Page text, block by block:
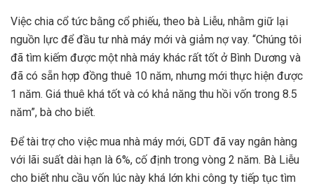
Việc chia cổ tức bằng cổ phiếu, theo bà Liễu, nhằm giữ lại
nguồn lực để đầu tư nhà máy mới và giảm nợ vay. “Chúng tôi
đã tìm kiếm được một nhà máy khác rất tốt ở Bình Dương và
đã có sẵn hợp đồng thuê 10 năm, nhưng mới thực hiện được
1 năm. Giá thuê khá tốt và có khả năng thu hồi vốn trong 8.5
năm”, bà cho biết.
Để tài trợ cho việc mua nhà máy mới, GDT đã vay ngân hàng
với lãi suất dài hạn là 6%, cố định trong vòng 2 năm. Bà Liễu
cho biết nhu cầu vốn lúc này khá lớn khi công ty tiếp tục tìm